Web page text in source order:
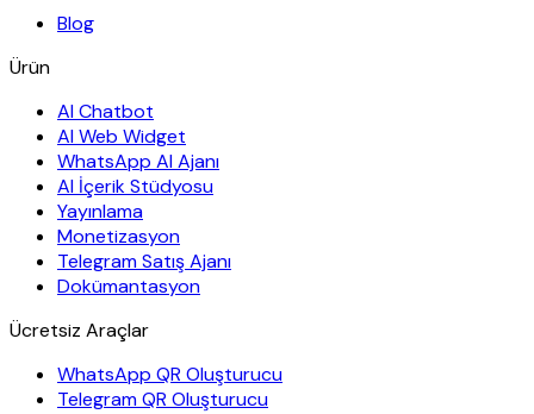
Blog
Ürün
AI Chatbot
AI Web Widget
WhatsApp AI Ajanı
AI İçerik Stüdyosu
Yayınlama
Monetizasyon
Telegram Satış Ajanı
Dokümantasyon
Ücretsiz Araçlar
WhatsApp QR Oluşturucu
Telegram QR Oluşturucu